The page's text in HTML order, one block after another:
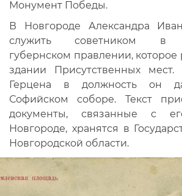
Монумент Победы.
В Новгороде Александра
служить советником в
губернском правлении, которое
здании Присутственных мест.
Герцена в должность он
Софийском соборе. Текст
документы, связанные с
Новгороде, хранятся в
Новгородской области.